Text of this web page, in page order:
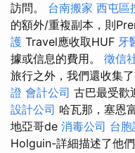
訪問。 台南搬家 西屯區
的額外/重複副本，則
護 Travel應收取HUF 牙
據或信息的費用。 徵信
旅行之外，我們還收集
證 會計公司 古巴最受歡
設計公司 哈瓦那，塞恩
地亞哥de 消毒公司 台
Holguin-詳細描述了他